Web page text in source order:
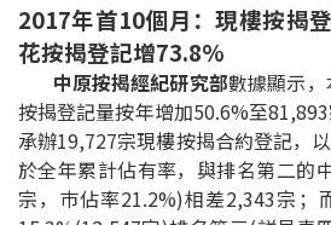
保險資訊專欄
聯絡我們
聯絡方法
2017年首10個月：現樓按揭
花按揭登記增73.8%
中原按揭經紀研究部數據顯示
按揭登記量按年增加50.6%至
承辦19,727宗現樓按揭合約登記，
於全年累計佔有率，與排名第二的
宗，巿佔率21.2%)相差2,343宗；